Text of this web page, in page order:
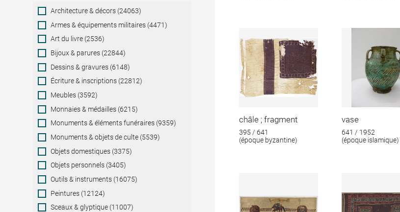
Category
Architecture & décors (24063)
Armes & équipements militaires (4471)
Art du livre (2536)
Bijoux & parures (22844)
Dessins & gravures (6148)
Écriture & inscriptions (22812)
Meubles (3592)
Monnaies & médailles (6215)
Monuments & éléments funéraires (9359)
Monuments & objets de culte (5539)
Objets domestiques (3375)
Objets personnels (3405)
Outils & instruments (16075)
Peintures (12124)
Sceaux & glyptique (11007)
châle ; fragment
395 / 641
(époque byzantine)
vase
641 / 1952
(époque islamique)